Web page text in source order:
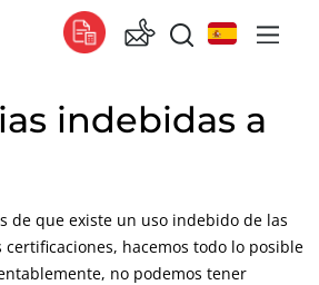
indebidas a
de que existe un uso indebido de las
hacemos todo lo posible
no podemos tener